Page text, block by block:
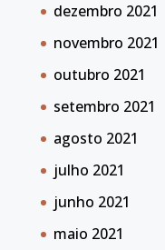
dezembro 2021
novembro 2021
outubro 2021
setembro 2021
agosto 2021
julho 2021
junho 2021
maio 2021